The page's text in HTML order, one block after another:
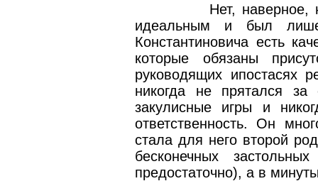
Нет, наверное,
идеальным и был
Константиновича есть
которые обязаны
руководящих ипостасях
никогда не прятался
закулисные игры и
ответственность. Он
стала для него второй
бесконечных
предостаточно), а в